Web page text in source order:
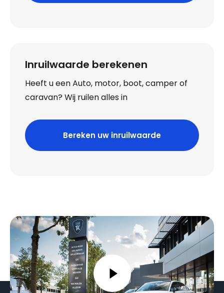
Inruilwaarde berekenen
Heeft u een Auto, motor, boot, camper of
caravan? Wij ruilen alles in
Bereken uw inruilwaarde